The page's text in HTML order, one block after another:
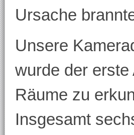
Ursache
Unsere
wurde der
Räume zu
Insgesamt